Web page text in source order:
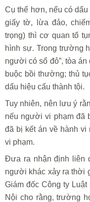
Cụ thể hơn, nếu có
giấy tờ, lừa đảo,
trọng) thì cơ quan tố
hình sự. Trong trường
người có sổ đỏ”, tòa
buộc bồi thường; thủ
dấu hiệu cấu thành tội.
Tuy nhiên, nên lưu ý
nếu người vi phạm đã
đã bị kết án về hành
vi phạm.
Đưa ra nhận định liên
người khác xảy ra thời
Giám đốc Công ty
Nội cho rằng, trường